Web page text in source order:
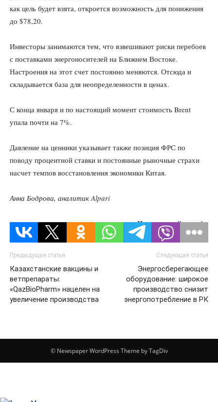
как цель будет взята, откроется возможность для понижения
до $78,20.
Инвесторы занимаются тем, что взвешивают риски перебоев
с поставками энергоносителей на Ближнем Востоке.
Настроения на этот счет постоянно меняются. Отсюда и
складывается база для неопределенности в ценах.
С конца января и по настоящий момент стоимость Brent
упала почти на 7%.
Давление на ценники указывает также позиция ФРС по
поводу процентной ставки и постоянные рыночные страхи
насчет темпов восстановления экономики Китая.
Анна Бодрова, аналитик Alpari
Источник: dknews.kz
Предыдущая статья
Казахстанские вакцины и
ветпрепараты:
«QazBioPharm» нацелен на
увеличение производства
Следующая статья
Энергосберегающее
оборудование: широкое
производство снизит
энергопотребление в РК
© Newspaper WordPress Theme by TagDiv